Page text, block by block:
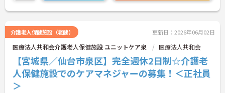
介護老人保健施設（老健） 更新日：2026年06月02日
医療法人共和会介護老人保健施設 ユニットケア泉 医療法人共和会
【宮城県／仙台市泉区】完全週休2日制☆介護老
人保健施設でのケアマネジャーの募集！＜正社員
＞